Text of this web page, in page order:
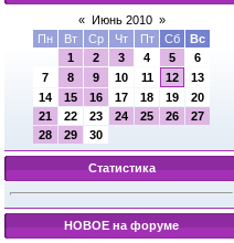
« Июнь 2010 »
Пн
Вт Ср Чт Пт Сб
Вс
1
2 3 4 5
6
7
8 9 10 11 12
13
14
15 16 17 18 19
20
21
22 23 24 25 26
27
28
29 30
Статистика
НОВОЕ на форуме